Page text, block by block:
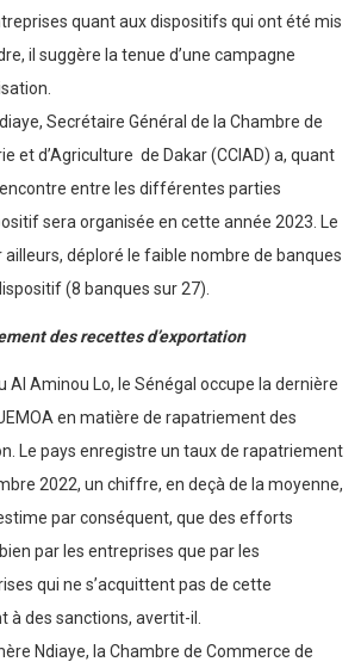
quant aux dispositifs qui ont été mis
il suggère la tenue d’une campagne
Secrétaire Général de la Chambre de
et d’Agriculture de Dakar (CCIAD) a, quant
entre les différentes parties
sera organisée en cette année 2023. Le
ailleurs, déploré le faible nombre de banques
(8 banques sur 27).
des recettes d’exportation
Al Aminou Lo, le Sénégal occupe la dernière
en matière de rapatriement des
Le pays enregistre un taux de rapatriement
2022, un chiffre, en deçà de la moyenne,
par conséquent, que des efforts
par les entreprises que par les
qui ne s’acquittent pas de cette
à des sanctions, avertit-il.
Ndiaye, la Chambre de Commerce de